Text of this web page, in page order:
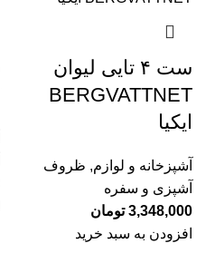
ست ۴ تایی لیوان
BERGVATTNET
ایکیا
آشپزخانه و لوازم, ظروف
آشپزی و سفره
3,348,000 تومان
افزودن به سبد خرید